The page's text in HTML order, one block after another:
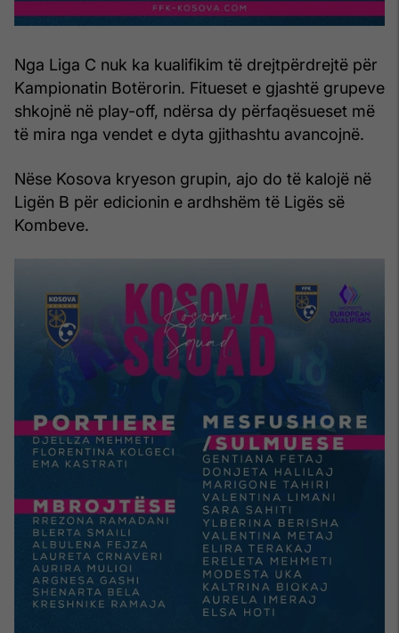
Nga Liga C nuk ka kualifikim të drejtpërdrejtë për
Kampionatin Botërorin. Fitueset e gjashtë grupeve
shkojnë në play-off, ndërsa dy përfaqësueset më
të mira nga vendet e dyta gjithashtu avancojnë.
Nëse Kosova kryeson grupin, ajo do të kalojë në
Ligën B për edicionin e ardhshëm të Ligës së
Kombeve.